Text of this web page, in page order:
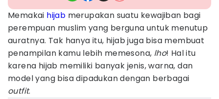
Memakai hijab merupakan suatu kewajiban bagi
perempuan muslim yang berguna untuk menutup
auratnya. Tak hanya itu, hijab juga bisa membuat
penampilan kamu lebih memesona, lho! Hal itu
karena hijab memiliki banyak jenis, warna, dan
model yang bisa dipadukan dengan berbagai
outfit.